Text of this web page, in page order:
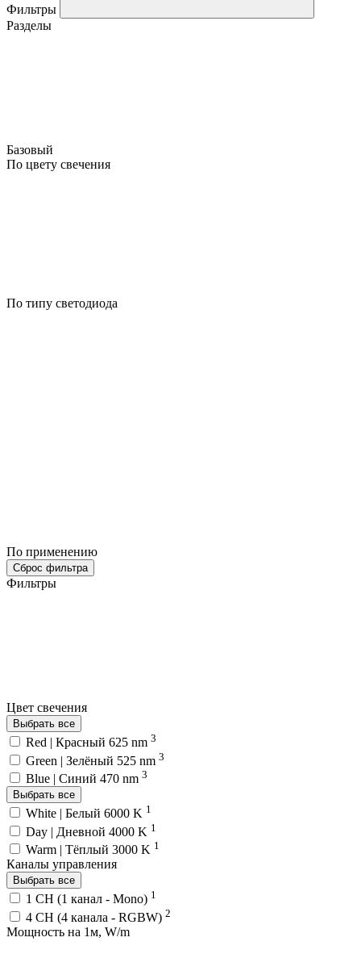
Фильтры
Разделы
Базовый
По цвету свечения
По типу светодиода
По применению
Сброс фильтра
Фильтры
Цвет свечения
Выбрать все
Red | Красный 625 nm 3
Green | Зелёный 525 nm 3
Blue | Синий 470 nm 3
Выбрать все
White | Белый 6000 K 1
Day | Дневной 4000 K 1
Warm | Тёплый 3000 K 1
Каналы управления
Выбрать все
1 CH (1 канал - Mono) 1
4 CH (4 канала - RGBW) 2
Мощность на 1м, W/m